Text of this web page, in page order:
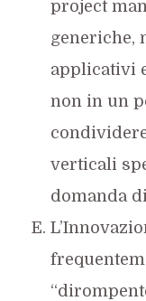
project
generiche,
applicativi
non in un
verticali
domanda